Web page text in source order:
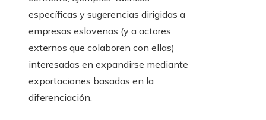
específicas y sugerencias dirigidas a
empresas eslovenas (y a actores
externos que colaboren con ellas)
interesadas en expandirse mediante
exportaciones basadas en la
diferenciación.